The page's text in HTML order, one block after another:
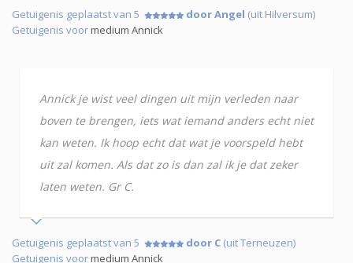
Getuigenis geplaatst van 5 door Angel (uit Hilversum)
Getuigenis voormedium Annick
Annick je wist veel dingen uit mijn verleden naar
boven te brengen, iets wat iemand anders echt niet
kan weten. Ik hoop echt dat wat je voorspeld hebt
uit zal komen. Als dat zo is dan zal ik je dat zeker
laten weten. Gr C.
Getuigenis geplaatst van 5 door C (uit Terneuzen)
Getuigenis voormedium Annick